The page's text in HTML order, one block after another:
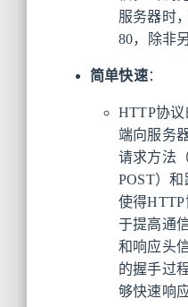
服务器时
80，除非
简单快速：
HTTP协
端向服务
请求方法
POST）
使得
于提高通
和响应头
的握手过
够快速响